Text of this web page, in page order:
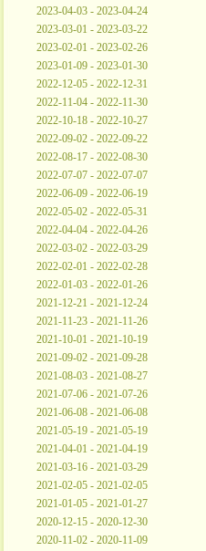
2023-04-03 - 2023-04-24
2023-03-01 - 2023-03-22
2023-02-01 - 2023-02-26
2023-01-09 - 2023-01-30
2022-12-05 - 2022-12-31
2022-11-04 - 2022-11-30
2022-10-18 - 2022-10-27
2022-09-02 - 2022-09-22
2022-08-17 - 2022-08-30
2022-07-07 - 2022-07-07
2022-06-09 - 2022-06-19
2022-05-02 - 2022-05-31
2022-04-04 - 2022-04-26
2022-03-02 - 2022-03-29
2022-02-01 - 2022-02-28
2022-01-03 - 2022-01-26
2021-12-21 - 2021-12-24
2021-11-23 - 2021-11-26
2021-10-01 - 2021-10-19
2021-09-02 - 2021-09-28
2021-08-03 - 2021-08-27
2021-07-06 - 2021-07-26
2021-06-08 - 2021-06-08
2021-05-19 - 2021-05-19
2021-04-01 - 2021-04-19
2021-03-16 - 2021-03-29
2021-02-05 - 2021-02-05
2021-01-05 - 2021-01-27
2020-12-15 - 2020-12-30
2020-11-02 - 2020-11-09